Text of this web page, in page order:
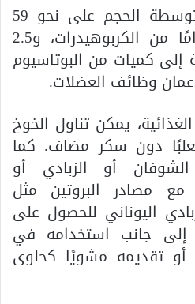
وتحتوي حبة الخوخ متوسطة الحجم على نحو 59
سعرة حرارية. و14 غرامًا من الكربوهيدرات، و2.5
إلى كميات من البوتاسيوم
وظائف العضلات.
يمكن تناول الخوخ
دون سكر مضاف. كما
أو الزبادي أو
مع مصادر البروتين مثل
اليوناني للحصول على
إلى جانب استخدامه في
أو تقديمه مشويًا كحلوى